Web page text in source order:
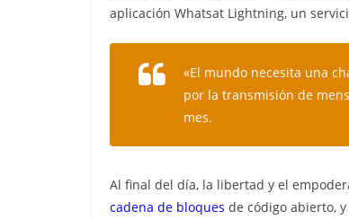
aplicación Whatsat Lightning, un
«El mundo necesita una
por la transmisión de
mes.
Al final del día, la libertad y el
cadena de bloques de código abierto,